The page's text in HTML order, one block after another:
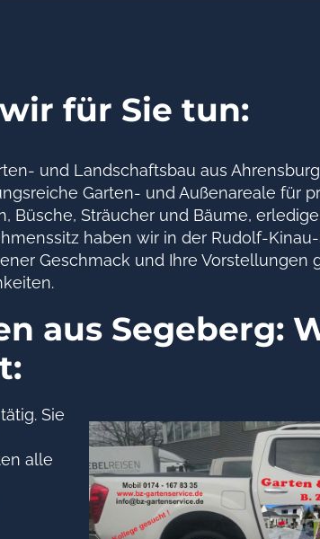
für Sie tun:
und Landschaftsbau aus
Garten- und Außenareale für
Sträucher und Bäume,
haben wir in der Rudolf-
Geschmack und Ihre Vorstellungen
aus Segeberg:
Sie
alle